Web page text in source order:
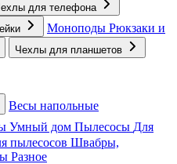
для телефона
Моноподы Рюкзаки и
Чехлы для планшетов
Весы напольные
Умный дом Пылесосы Для
пылесосов Швабры,
Разное